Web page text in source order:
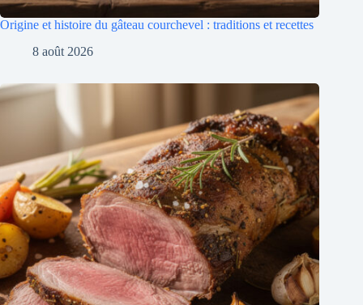
Origine et histoire du gâteau courchevel : traditions et recettes
8 août 2026